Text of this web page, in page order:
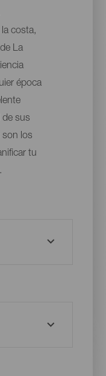
costa,
La
época
de sus
son los
tu